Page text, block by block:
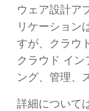
ウェア設計ア
リケーション
すが、クラウ
クラウド イ
ング、管理、
詳細について